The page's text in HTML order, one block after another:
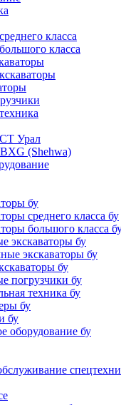
класса
класса
Урал
(Shehwa)
бу
среднего класса бу
большого класса
экскаваторы бу
экскаваторы бу
бу
погрузчики бу
техника бу
бу
бу
оборудование бу